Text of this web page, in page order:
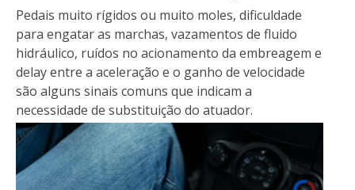
Pedais muito rígidos ou muito moles, dificuldade
para engatar as marchas, vazamentos de fluido
hidráulico, ruídos no acionamento da embreagem e
delay entre a aceleração e o ganho de velocidade
são alguns sinais comuns que indicam a
necessidade de substituição do atuador.